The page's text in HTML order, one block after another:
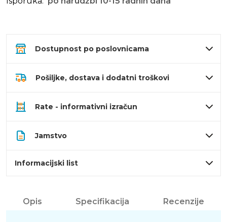
Dostupnost po poslovnicama
Pošiljke, dostava i dodatni troškovi
Rate - informativni izračun
Jamstvo
Informacijski list
Opis Specifikacija Recenzije